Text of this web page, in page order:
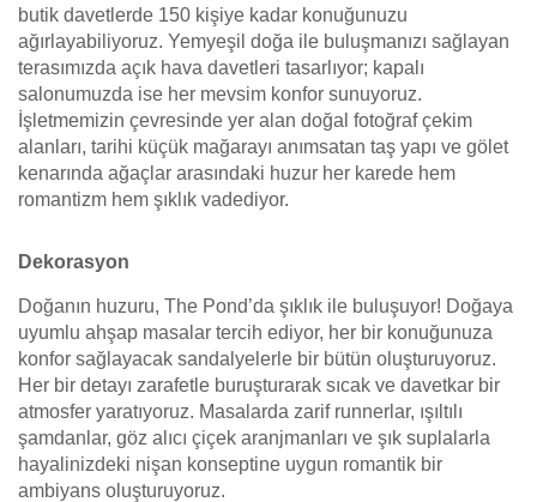
butik davetlerde 150 kişiye kadar konuğunuzu
ağırlayabiliyoruz. Yemyeşil doğa ile buluşmanızı sağlayan
terasımızda açık hava davetleri tasarlıyor; kapalı
salonumuzda ise her mevsim konfor sunuyoruz.
İşletmemizin çevresinde yer alan doğal fotoğraf çekim
alanları, tarihi küçük mağarayı anımsatan taş yapı ve gölet
kenarında ağaçlar arasındaki huzur her karede hem
romantizm hem şıklık vadediyor.
Dekorasyon
Doğanın huzuru, The Pond’da şıklık ile buluşuyor! Doğaya
uyumlu ahşap masalar tercih ediyor, her bir konuğunuza
konfor sağlayacak sandalyelerle bir bütün oluşturuyoruz.
Her bir detayı zarafetle buruşturarak sıcak ve davetkar bir
atmosfer yaratıyoruz. Masalarda zarif runnerlar, ışıltılı
şamdanlar, göz alıcı çiçek aranjmanları ve şık suplalarla
hayalinizdeki nişan konseptine uygun romantik bir
ambiyans oluşturuyoruz.